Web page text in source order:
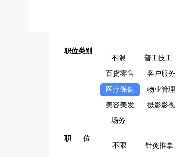
职位类别
不限
普工技工
百货零售 客户服务
医疗保健 物业管理
美容美发 摄影影视
场务
职 位
不限
针灸推拿